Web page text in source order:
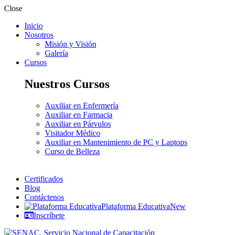
Close
Inicio
Nosotros
Misión y Visión
Galería
Cursos
Nuestros Cursos
Auxiliar en Enfermería
Auxiliar en Farmacia
Auxiliar en Párvulos
Visitador Médico
Auxiliar en Mantenimiento de PC y Laptops
Curso de Belleza
Certificados
Blog
Contáctenos
Plataforma EducativaNew
Inscríbete